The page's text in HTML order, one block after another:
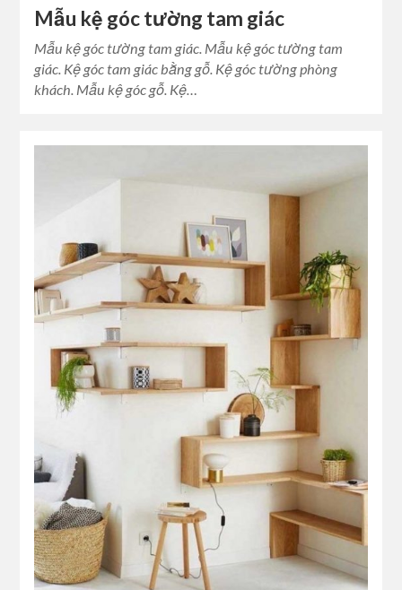
Mẫu kệ góc tường tam giác
Mẫu kệ góc tường tam giác. Mẫu kệ góc tường tam
giác. Kệ góc tam giác bằng gỗ. Kệ góc tường phòng
khách. Mẫu kệ góc gỗ. Kệ…